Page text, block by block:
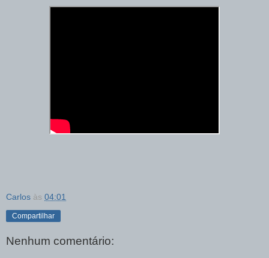
Carlos às 04:01
Compartilhar
Nenhum comentário: